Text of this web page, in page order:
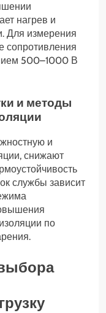
нагрев и
Для измерения
сопротивления
500–1000 В
и методы
и
снижают
службы зависит
по